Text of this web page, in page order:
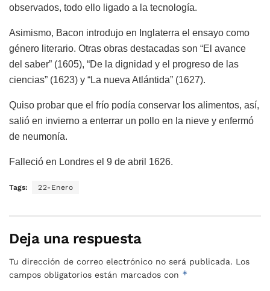
observados, todo ello ligado a la tecnología.
Asimismo, Bacon introdujo en Inglaterra el ensayo como
género literario. Otras obras destacadas son “El avance
del saber” (1605), “De la dignidad y el progreso de las
ciencias” (1623) y “La nueva Atlántida” (1627).
Quiso probar que el frío podía conservar los alimentos, así,
salió en invierno a enterrar un pollo en la nieve y enfermó
de neumonía.
Falleció en Londres el 9 de abril 1626.
Tags: 22-Enero
Deja una respuesta
Tu dirección de correo electrónico no será publicada. Los
campos obligatorios están marcados con *